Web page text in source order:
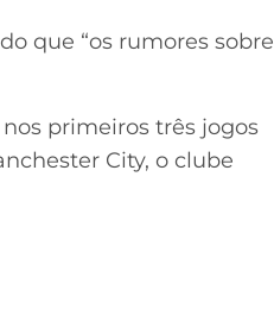
que “os rumores sobre
primeiros três jogos
City, o clube